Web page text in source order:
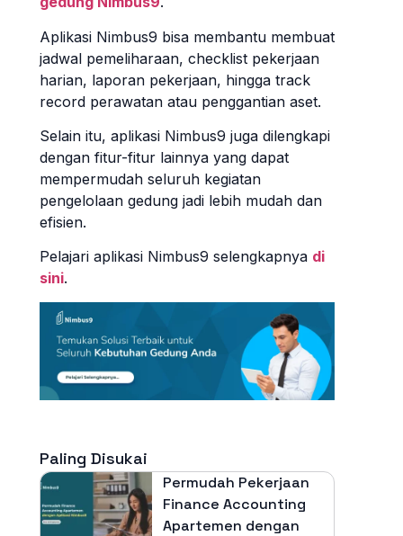
Aplikasi Nimbus9 bisa membantu membuat
jadwal pemeliharaan, checklist pekerjaan
harian, laporan pekerjaan, hingga track
record perawatan atau penggantian aset.
Selain itu, aplikasi Nimbus9 juga dilengkapi
dengan fitur-fitur lainnya yang dapat
mempermudah seluruh kegiatan
pengelolaan gedung jadi lebih mudah dan
efisien.
Pelajari aplikasi Nimbus9 selengkapnya di
sini.
Paling Disukai
Permudah Pekerjaan
Finance Accounting
Apartemen dengan